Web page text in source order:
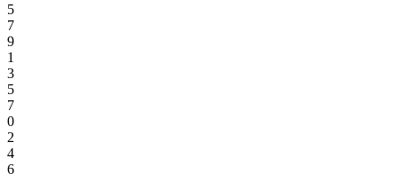
5
7
9
1
3
5
7
0
2
4
6